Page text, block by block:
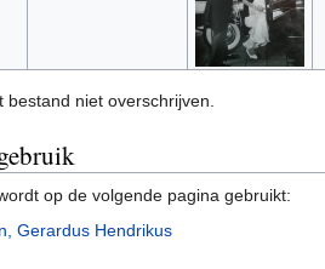
bestand niet overschrijven.
op de volgende pagina gebruikt:
Gerardus Hendrikus